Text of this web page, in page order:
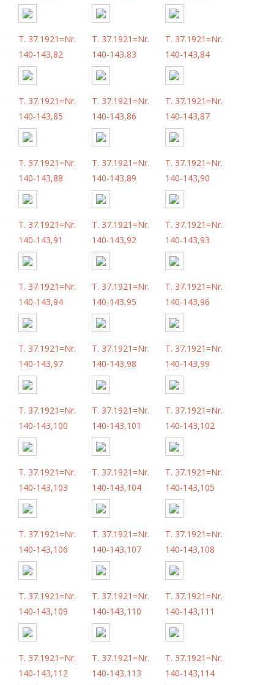
T. 37.1921=Nr.
140-143,82
T. 37.1921=Nr.
140-143,83
T. 37.1921=Nr.
140-143,84
T. 37.1921=Nr.
140-143,85
T. 37.1921=Nr.
140-143,86
T. 37.1921=Nr.
140-143,87
T. 37.1921=Nr.
140-143,88
T. 37.1921=Nr.
140-143,89
T. 37.1921=Nr.
140-143,90
T. 37.1921=Nr.
140-143,91
T. 37.1921=Nr.
140-143,92
T. 37.1921=Nr.
140-143,93
T. 37.1921=Nr.
140-143,94
T. 37.1921=Nr.
140-143,95
T. 37.1921=Nr.
140-143,96
T. 37.1921=Nr.
140-143,97
T. 37.1921=Nr.
140-143,98
T. 37.1921=Nr.
140-143,99
T. 37.1921=Nr.
140-143,100
T. 37.1921=Nr.
140-143,101
T. 37.1921=Nr.
140-143,102
T. 37.1921=Nr.
140-143,103
T. 37.1921=Nr.
140-143,104
T. 37.1921=Nr.
140-143,105
T. 37.1921=Nr.
140-143,106
T. 37.1921=Nr.
140-143,107
T. 37.1921=Nr.
140-143,108
T. 37.1921=Nr.
140-143,109
T. 37.1921=Nr.
140-143,110
T. 37.1921=Nr.
140-143,111
T. 37.1921=Nr.
140-143,112
T. 37.1921=Nr.
140-143,113
T. 37.1921=Nr.
140-143,114